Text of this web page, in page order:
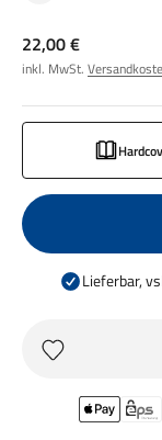
Angebot
22,00 €
inkl. MwSt.
Lieferbar,